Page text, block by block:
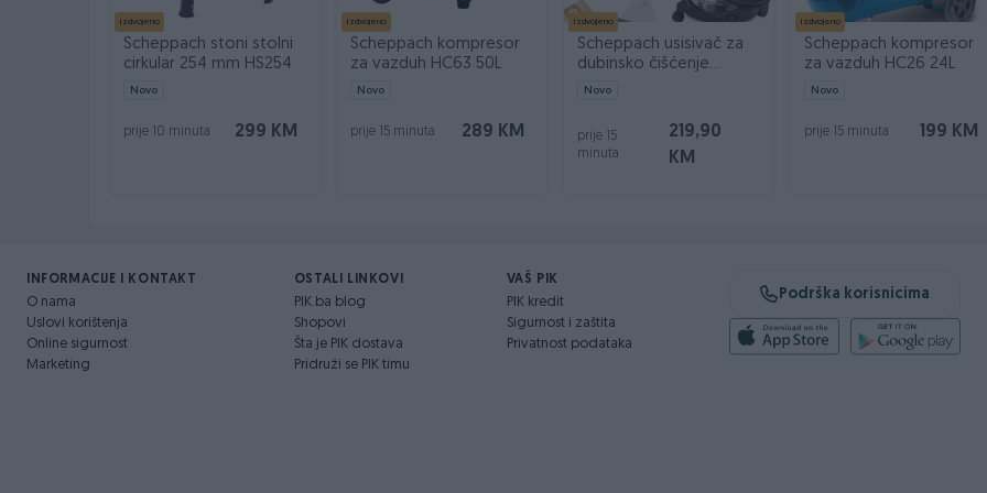
Robu dobijate na kućnu adresu, pogledate je i tek onda plaćate dostavljaču/poštaru.
Plaćanje gotovinski ili žiralno.
info@masineialati.ba
Izdvojeno
Scheppach stoni stolni
cirkular 254 mm HS254
Novo
299 KM
prije 10 minuta
Izdvojeno
Scheppach kompresor
za vazduh HC63 50L
Novo
289 KM
prije 15 minuta
Izdvojeno
Scheppach usisivač za
dubinsko čišćenje
SprayVac20
Novo
219,90
KM
prije 15
minuta
Izdvojeno
Scheppach kompresor
za vazduh HC26 24L
Novo
199 KM
prije 15 minuta
INFORMACIJE I KONTAKT
O nama
Uslovi korištenja
Online sigurnost
Marketing
OSTALI LINKOVI
PIK.ba blog
Shopovi
Šta je PIK dostava
Pridruži se PIK timu
VAŠ PIK
PIK kredit
Sigurnost i zaštita
Privatnost podataka
Podrška korisnicima